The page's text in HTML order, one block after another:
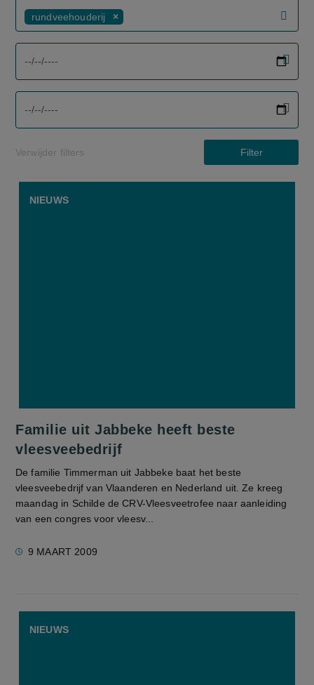
rundveehouderij
Verwijder filters Filter
Familie uit Jabbeke heeft beste
vleesveebedrijf
De familie Timmerman uit Jabbeke baat het beste
vleesveebedrijf van Vlaanderen en Nederland uit. Ze kreeg
maandag in Schilde de CRV-Vleesveetrofee naar aanleiding
van een congres voor vleesv...
9 MAART 2009
NIEUWS
NIEUWS